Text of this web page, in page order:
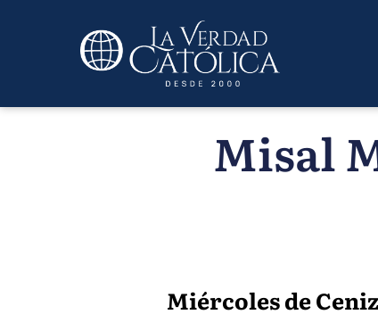
Misal
Miércoles de